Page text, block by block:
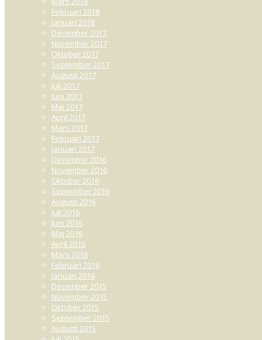
Februari 2018
Januari 2018
December 2017
November 2017
Oktober 2017
September 2017
Augusti 2017
Juli 2017
Juni 2017
Maj 2017
April 2017
Mars 2017
Februari 2017
Januari 2017
December 2016
November 2016
Oktober 2016
September 2016
Augusti 2016
Juli 2016
Juni 2016
Maj 2016
April 2016
Mars 2016
Februari 2016
Januari 2016
December 2015
November 2015
Oktober 2015
September 2015
Augusti 2015